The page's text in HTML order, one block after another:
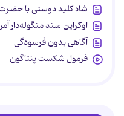
شاه کلید دوستی با حضرت
اوکراین سند منگوله‌دار
آگاهی بدون فرسودگی
فرمول شکست پنتاگون